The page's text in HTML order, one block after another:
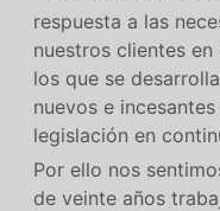
respuesta a las
nuestros clientes
los que se
nuevos e
legislación en
Por ello nos
de veinte años